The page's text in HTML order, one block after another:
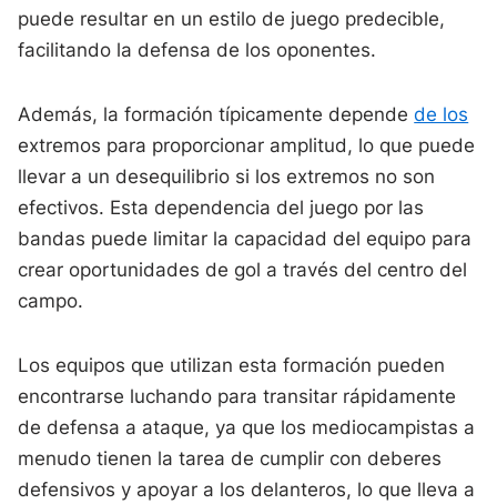
puede resultar en un estilo de juego predecible,
facilitando la defensa de los oponentes.
Además, la formación típicamente dependede los
extremos para proporcionar amplitud, lo que puede
llevar a un desequilibrio si los extremos no son
efectivos. Esta dependencia del juego por las
bandas puede limitar la capacidad del equipo para
crear oportunidades de gol a través del centro del
campo.
Los equipos que utilizan esta formación pueden
encontrarse luchando para transitar rápidamente
de defensa a ataque, ya que los mediocampistas a
menudo tienen la tarea de cumplir con deberes
defensivos y apoyar a los delanteros, lo que lleva a